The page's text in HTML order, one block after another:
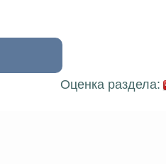
Оценка раздела: